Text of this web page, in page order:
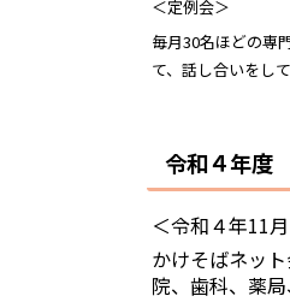
＜定例会＞
毎月30名ほどの専
て、話し合いをして
令和４年度
＜令和４年11
かけそばネッ
院、歯科、薬